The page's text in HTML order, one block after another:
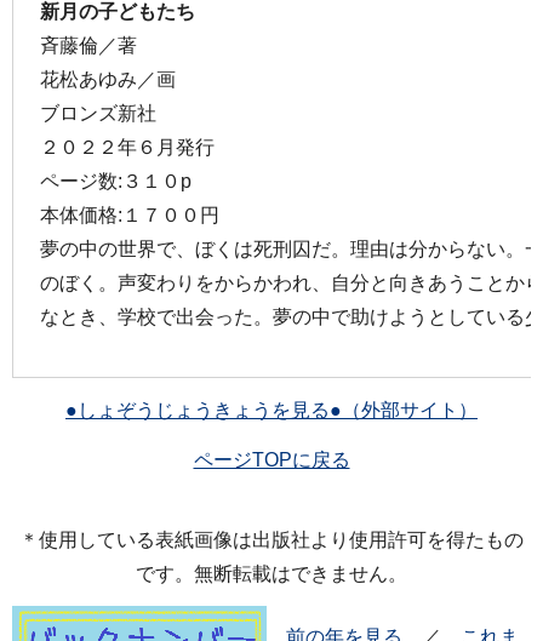
新月の子どもたち
斉藤倫／著
花松あゆみ／画
ブロンズ新社
２０２２年６月発行
ページ数:３１０p
本体価格:１７００円
夢の中の世界で、ぼくは死刑囚だ。理由は分からない。
のぼく。声変わりをからかわれ、自分と向きあうことか
なとき、学校で出会った。夢の中で助けようとしている
●しょぞうじょうきょうを見る●（外部サイト）
ページTOPに戻る
＊使用している表紙画像は出版社より使用許可を得たもの
です。無断転載はできません。
前の年を見る ／ これま